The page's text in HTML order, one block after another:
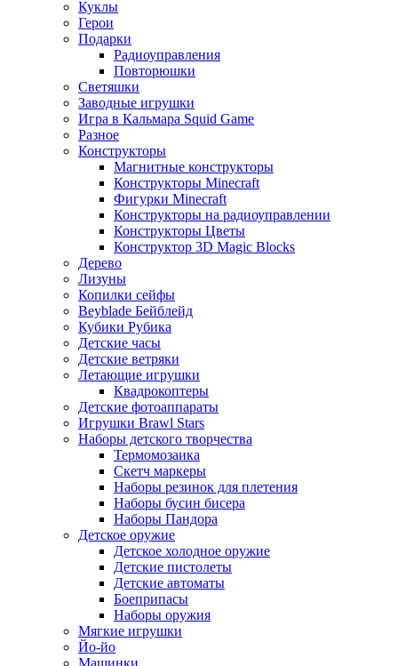
Куклы
Герои
Подарки
Радиоуправления
Повторюшки
Светяшки
Заводные игрушки
Игра в Кальмара Squid Game
Разное
Конструкторы
Магнитные конструкторы
Конструкторы Minecraft
Фигурки Minecraft
Конструкторы на радиоуправлении
Конструкторы Цветы
Конструктор 3D Magic Blocks
Дерево
Лизуны
Копилки сейфы
Beyblade Бейблейд
Кубики Рубика
Детские часы
Детские ветряки
Летающие игрушки
Квадрокоптеры
Детские фотоаппараты
Игрушки Brawl Stars
Наборы детского творчества
Термомозаика
Скетч маркеры
Наборы резинок для плетения
Наборы бусин бисера
Наборы Пандора
Детское оружие
Детское холодное оружие
Детские пистолеты
Детские автоматы
Боеприпасы
Наборы оружия
Мягкие игрушки
Йо-йо
Машинки